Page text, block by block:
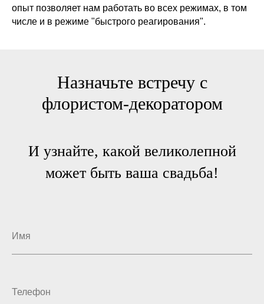
опыт позволяет нам работать во всех режимах, в том
числе и в режиме "быстрого реагирования".
Назначьте встречу с
флористом-декоратором
И узнайте, какой великолепной
может быть ваша свадьба!